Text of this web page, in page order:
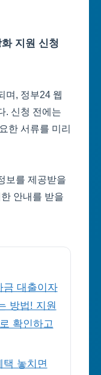
지원 신청
며, 정부24 웹
. 신청 전에는
한 서류를 미리
보를 제공받을
안내를 받을
금 대출이자
방법! 지원
확인하고
놓치면